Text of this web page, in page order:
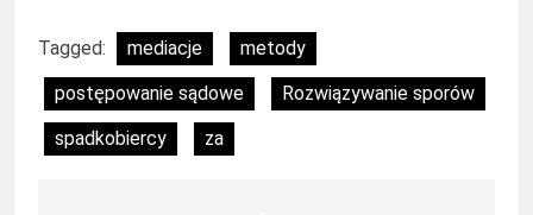
Tagged: mediacje
metody
postępowanie sądowe
Rozwiązywanie sporów
spadkobiercy
za